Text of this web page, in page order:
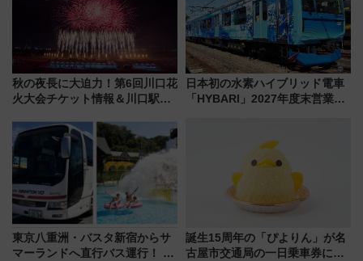
秋の夜長に大迫力！第6回川口花
火大会チケット情報＆川口駅か
日本初の水素ハイブリッド電車
「HYBARI」2027年度末営業運
東京八重洲・バスタ新宿からサ
マーランドへ直行バス運行！ お
誕生15周年の「ぴよりん」が名
古屋市交通局の一日乗車券に！